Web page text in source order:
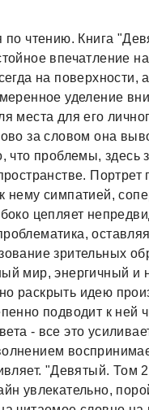
по чтению. Книга
впечатление
на
уделение
места для его
за словом она
что проблемы, здесь
Портрет
нему симпатией,
цепляет
зрительных
мир, энергичный
раскрыть идею
подводит к ней
- все это
"Девятый. Том
увлекательно,